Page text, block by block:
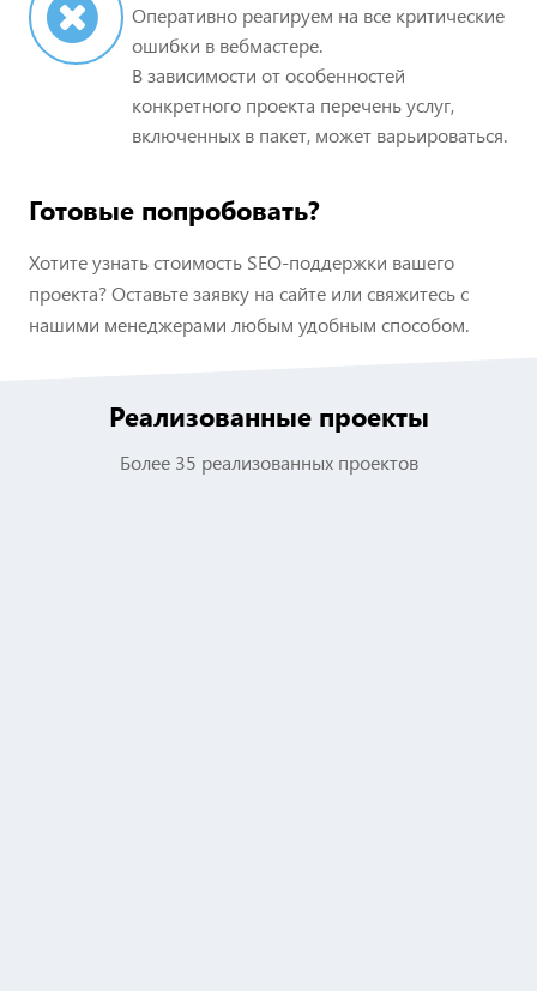
Оперативно реагируем на все критические
ошибки в вебмастере.
В зависимости от особенностей
конкретного проекта перечень услуг,
включенных в пакет, может варьироваться.
Готовые попробовать?
Хотите узнать стоимость SEO-поддержки вашего
проекта? Оставьте заявку на сайте или свяжитесь с
нашими менеджерами любым удобным способом.
Реализованные проекты
Более 35 реализованных проектов